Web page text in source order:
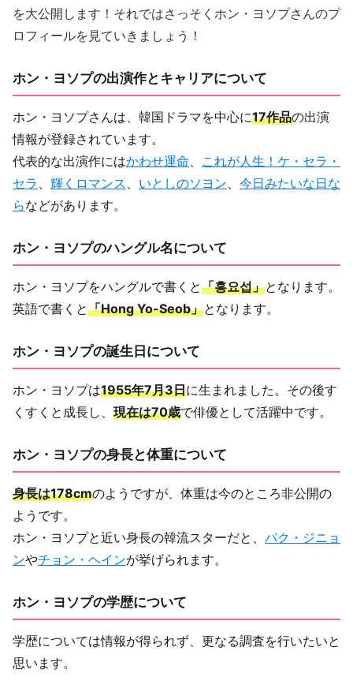
を大公開します！それではさっそくホン・ヨソプさんのプ
ロフィールを見ていきましょう！
ホン・ヨソプの出演作とキャリアについて
ホン・ヨソプさんは、韓国ドラマを中心に17作品の出演
情報が登録されています。
代表的な出演作にはかわせ運命、 これが人生！ケ・セラ・
セラ 、 輝くロマンス 、 いとしのソヨン、 今日みたいな日な
らなどがあります。
ホン・ヨソプのハングル名について
ホン・ヨソプをハングルで書くと「홍요섭」となります。
英語で書くと「Hong Yo-Seob」となります。
ホン・ヨソプの誕生日について
ホン・ヨソプは1955年7月3日に生まれました。その後す
くすくと成長し、 現在は70歳で俳優として活躍中です。
ホン・ヨソプの身長と体重について
身長は178cmのようですが、体重は今のところ非公開の
ようです。
ホン・ヨソプと近い身長の韓流スターだと、 パク・ジニョ
ンやチョン・ヘインが挙げられます。
ホン・ヨソプの学歴について
学歴については情報が得られず、更なる調査を行いたいと
思います。